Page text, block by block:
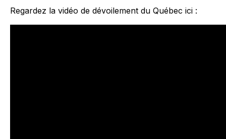
Regardez la vidéo de dévoilement du Québec ici :